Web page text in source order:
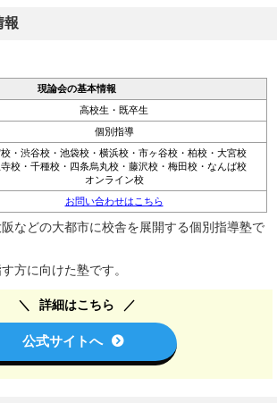
報
現論会の基本情報
高校生・既卒生
個別指導
・渋谷校・池袋校・横浜校・市ヶ谷校・柏校・大宮校
校・千種校・四条烏丸校・藤沢校・梅田校・なんば校
オンライン校
お問い合わせはこちら
などの大都市に校舎を展開する個別指導塾で
方に向けた塾です。
詳細はこちら
公式サイトへ